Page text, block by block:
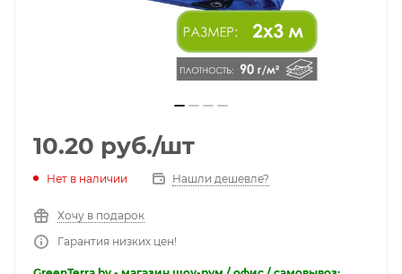
10.20 руб./шт
Нет в наличии Нашли дешевле?
Хочу в подарок
Гарантия низких цен!